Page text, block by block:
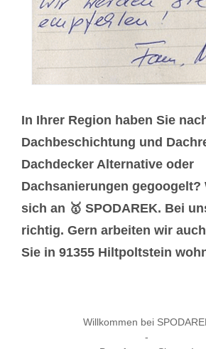
In Ihrer Region haben Sie
Dachbeschichtung und
Dachdecker Alternative oder
Dachsanierungen gegoogelt?
sich an 🥇 SPODAREK. Bei
richtig. Gern arbeiten wir
Sie in 91355 Hiltpoltstein
Willkommen bei
-